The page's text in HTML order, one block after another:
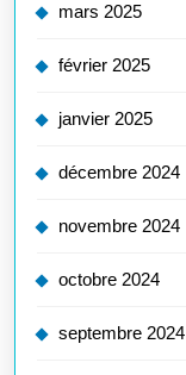
mars 2025
février 2025
janvier 2025
décembre 2024
novembre 2024
octobre 2024
septembre 2024